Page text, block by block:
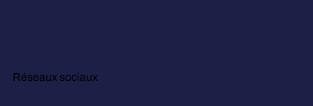
Réseaux sociaux